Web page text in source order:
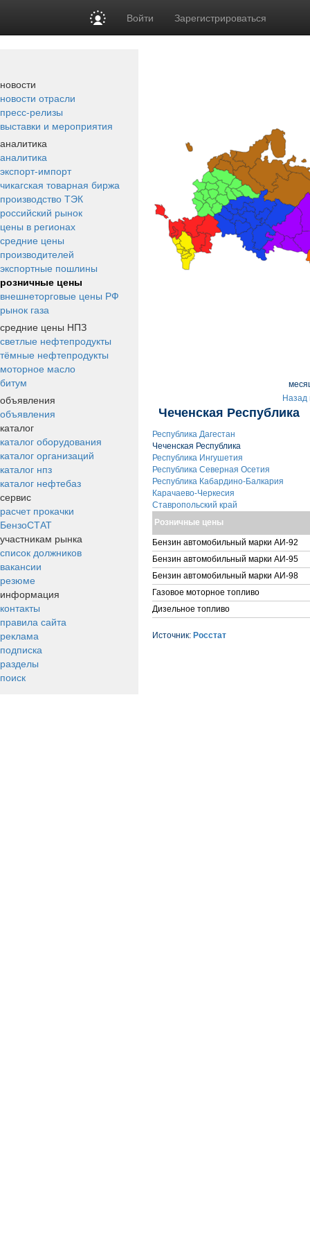
Войти Зарегистрироваться
новости
новости отрасли
пресс-релизы
выставки и мероприятия
аналитика
аналитика
экспорт-импорт
чикагская товарная биржа
производство ТЭК
российский рынок
цены в регионах
средние цены
производителей
экспортные пошлины
розничные цены
внешнеторговые цены РФ
рынок газа
средние цены НПЗ
светлые нефтепродукты
тёмные нефтепродукты
моторное масло
битум
объявления
объявления
каталог
каталог оборудования
каталог организаций
каталог нпз
каталог нефтебаз
сервис
расчет прокачки
БензоСТАТ
участникам рынка
список должников
вакансии
резюме
информация
контакты
правила сайта
реклама
подписка
разделы
поиск
Назад
Чеченская Республика
Республика Дагестан
Чеченская Республика
Республика Ингушетия
Республика Северная Осетия
Республика Кабардино-Балкария
Карачаево-Черкесия
Ставропольский край
Розничные цены
Бензин автомобильный марки АИ-92
Бензин автомобильный марки АИ-95
Бензин автомобильный марки АИ-98
Газовое моторное топливо
Дизельное топливо
Источник: Росстат